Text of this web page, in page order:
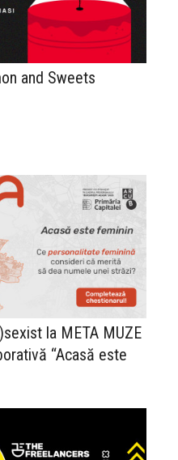
and Sweets
la META MUZE
“Acasă este